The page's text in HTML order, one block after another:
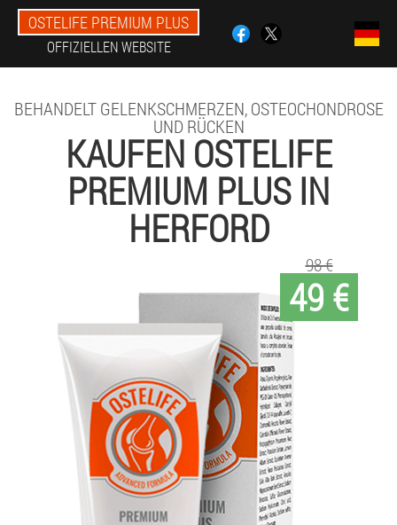
OSTELIFE PREMIUM PLUS
OFFIZIELLEN WEBSITE
BEHANDELT GELENKSCHMERZEN, OSTEOCHONDROSE
UND RÜCKEN
KAUFEN OSTELIFE
PREMIUM PLUS IN
HERFORD
49 €
98 €